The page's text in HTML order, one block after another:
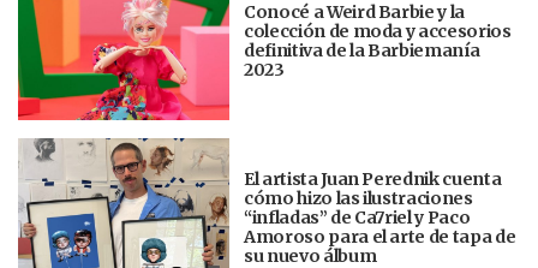
Conocé a Weird Barbie y la
colección de moda y accesorios
definitiva de la Barbiemanía
2023
El artista Juan Perednik cuenta
cómo hizo las ilustraciones
“infladas” de Ca7riel y Paco
Amoroso para el arte de tapa de
su nuevo álbum